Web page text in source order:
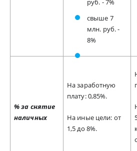
руб. - 7%
свыше 7
млн. руб. -
8%
% за снятие
наличных
На заработную
плату: 0,85%.
На иные цели: от
1,5 до 8%.